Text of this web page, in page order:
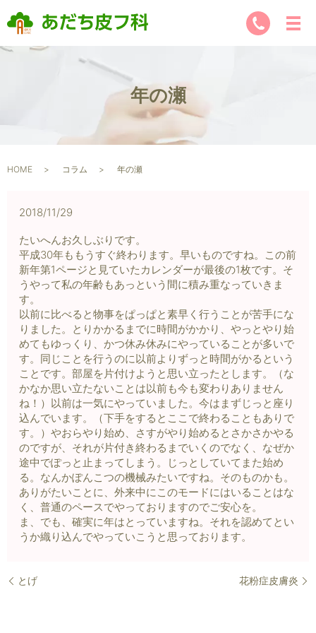
年の瀬
HOME コラム 年の瀬
2018/11/29
たいへんお久しぶりです。
平成30年ももうすぐ終わります。早いものですね。この前
新年第1ページと見ていたカレンダーが最後の1枚です。そ
うやって私の年齢もあっという間に積み重なっていきま
す。
以前に比べると物事をぱっぱと素早く行うことが苦手にな
りました。とりかかるまでに時間がかかり、やっとやり始
めてもゆっくり、かつ休み休みにやっていることが多いで
す。同じことを行うのに以前よりずっと時間がかるという
ことです。部屋を片付けようと思い立ったとします。（な
かなか思い立たないことは以前も今も変わりありません
ね！）以前は一気にやっていました。今はまずじっと座り
込んでいます。（下手をするとここで終わることもありで
す。）やおらやり始め、さすがやり始めるとさかさかやる
のですが、それが片付き終わるまでいくのでなく、なぜか
途中でぽっと止まってしまう。じっとしていてまた始め
る。なんかぽんこつの機械みたいですね。そのものかも。
ありがたいことに、外来中にこのモードにはいることはな
く、普通のペースでやっておりますのでご安心を。
ま、でも、確実に年はとっていますね。それを認めてとい
うか織り込んでやっていこうと思っております。
とげ 花粉症皮膚炎